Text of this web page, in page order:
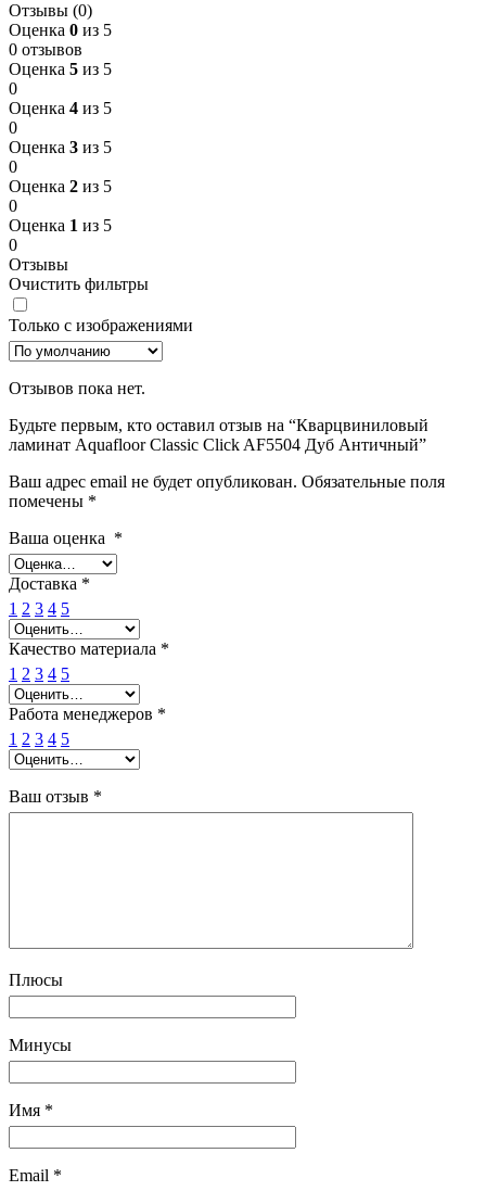
Отзывы (0)
Оценка 0 из 5
0 отзывов
Оценка 5 из 5
0
Оценка 4 из 5
0
Оценка 3 из 5
0
Оценка 2 из 5
0
Оценка 1 из 5
0
Отзывы
Очистить фильтры
Только с изображениями
Отзывов пока нет.
Будьте первым, кто оставил отзыв на “Кварцвиниловый
ламинат Aquafloor Classic Click AF5504 Дуб Античный”
Ваш адрес email не будет опубликован. Обязательные поля
помечены *
Ваша оценка *
Доставка *
1 2 3 4 5
Качество материала *
1 2 3 4 5
Работа менеджеров *
1 2 3 4 5
Ваш отзыв *
Плюсы
Минусы
Имя *
Email *